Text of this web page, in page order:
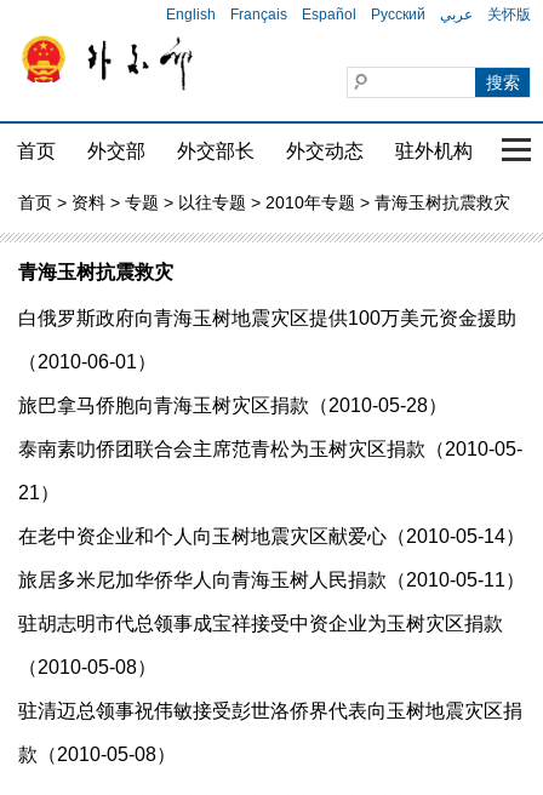
English Français Español Русский عربي 关怀版
首页 外交部 外交部长 外交动态 驻外机构 国
首页 > 资料 > 专题 > 以往专题 > 2010年专题 > 青海玉树抗震救灾
青海玉树抗震救灾
白俄罗斯政府向青海玉树地震灾区提供100万美元资金援助
（2010-06-01）
旅巴拿马侨胞向青海玉树灾区捐款（2010-05-28）
泰南素叻侨团联合会主席范青松为玉树灾区捐款（2010-05-
21）
在老中资企业和个人向玉树地震灾区献爱心（2010-05-14）
旅居多米尼加华侨华人向青海玉树人民捐款（2010-05-11）
驻胡志明市代总领事成宝祥接受中资企业为玉树灾区捐款
（2010-05-08）
驻清迈总领事祝伟敏接受彭世洛侨界代表向玉树地震灾区捐
款（2010-05-08）